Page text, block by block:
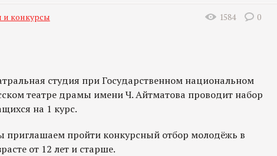
и конкурсы 1584 0
студия при Государственном национальном
театре драмы имени Ч. Айтматова проводит набор
на 1 курс.
приглашаем пройти конкурсный отбор молодёжь в
от 12 лет и старше.